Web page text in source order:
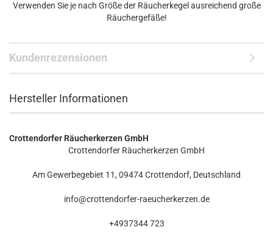
Verwenden Sie je nach Größe der Räucherkegel ausreichend große
Räuchergefäße!
Kundenrezensionen
Hersteller Informationen
Crottendorfer Räucherkerzen GmbH
Crottendorfer Räucherkerzen GmbH
Am Gewerbegebiet 11, 09474 Crottendorf, Deutschland
info@crottendorfer-raeucherkerzen.de
+4937344 723